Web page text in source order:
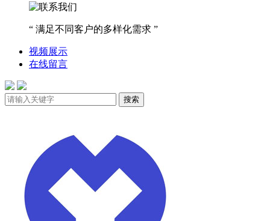
“ 满足不同客户的多样化需求 ”
视频展示
在线留言
搜索